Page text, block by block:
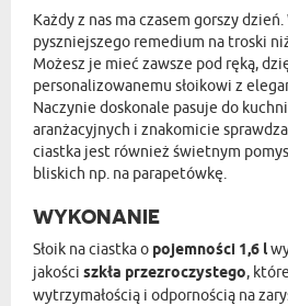
Każdy z nas ma czasem gorszy
pyszniejszego remedium na troski
Możesz je mieć zawsze pod ręką,
personalizowanemu słoikowi z
Naczynie doskonale pasuje do
aranżacyjnych i znakomicie
ciastka jest również świetnym
bliskich np. na parapetówkę.
WYKONANIE
Słoik na ciastka o pojemności 1,6 l
jakości szkła przezroczystego,
wytrzymałością i odpornością na